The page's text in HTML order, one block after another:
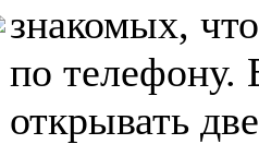
знакомых,
по телефону.
открывать